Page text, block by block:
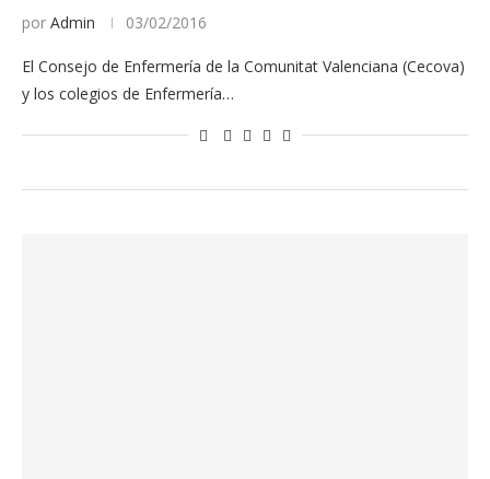
por Admin 03/02/2016
El Consejo de Enfermería de la Comunitat Valenciana (Cecova)
y los colegios de Enfermería…